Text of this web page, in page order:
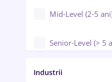
Mid-Level (2-5
Senior-Level (> 5
Manager / Executiv
Industrii